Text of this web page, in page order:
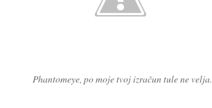
Phantomeye, po moje tvoj izračun tule ne velja.